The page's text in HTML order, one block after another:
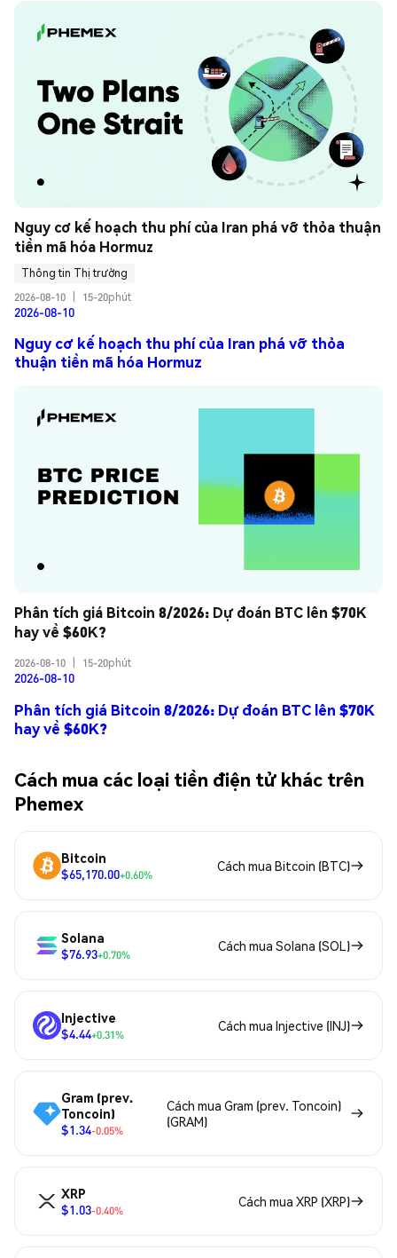
Nguy cơ kế hoạch thu phí của Iran phá vỡ thỏa thuận
tiền mã hóa Hormuz
Thông tin Thị trường
2026-08-10
15-20phút
2026-08-10
Nguy cơ kế hoạch thu phí của Iran phá vỡ thỏa
thuận tiền mã hóa Hormuz
Phân tích giá Bitcoin 8/2026: Dự đoán BTC lên $70K
hay về $60K?
2026-08-10 15-20phút
2026-08-10
Phân tích giá Bitcoin 8/2026: Dự đoán BTC lên $70K
hay về $60K?
Cách mua các loại tiền điện tử khác trên
Phemex
Bitcoin
$65,170.00+0.60%
Cách mua Bitcoin (BTC)
Solana
$76.93+0.70%
Cách mua Solana (SOL)
Injective
$4.44+0.31%
Cách mua Injective (INJ)
Gram (prev.
Toncoin)
$1.34-0.05%
Cách mua Gram (prev. Toncoin)
(GRAM)
XRP
$1.03-0.40%
Cách mua XRP (XRP)